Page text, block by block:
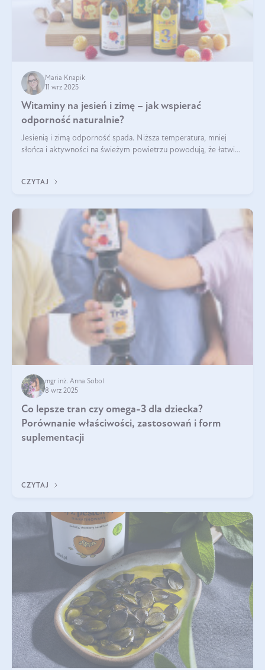
Maria Knapik
11 wrz 2025
Witaminy na jesień i zimę – jak wspierać
odporność naturalnie?
Jesienią i zimą odporność spada. Niższa temperatura, mniej
słońca i aktywności na świeżym powietrzu powodują, że łatwiej
suplementować jesienią i zimą?
CZYTAJ
mgr inż. Anna Sobol
8 wrz 2025
Co lepsze tran czy omega-3 dla dziecka?
Porównanie właściwości, zastosowań i form
suplementacji
CZYTAJ